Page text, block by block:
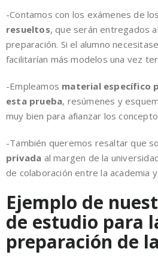
-Contamos con los exámenes de los
resueltos, que serán entregados
preparación. Si el alumno
facilitarían más modelos una vez
-Empleamos material específico
esta prueba, resúmenes y
muy bien para afianzar los
-También queremos resaltar que
privada al margen de la
de colaboración entre la academia
Ejemplo de
de estudio para
preparación de